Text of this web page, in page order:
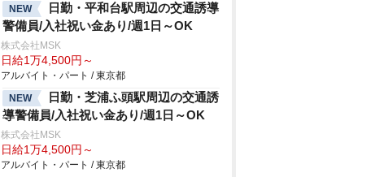
NEW
日勤・平和台駅周辺の交通誘導
警備員/入社祝い金あり/週1日～OK
株式会社MSK
日給1万4,500円～
アルバイト・パート / 東京都
NEW
日勤・芝浦ふ頭駅周辺の交通誘
導警備員/入社祝い金あり/週1日～OK
株式会社MSK
日給1万4,500円～
アルバイト・パート / 東京都